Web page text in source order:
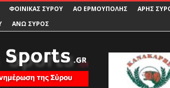
ΦΟΙΝΙΚΑΣ ΣΥΡΟΥ ΑΟ ΕΡΜΟΥΠΟΛΗΣ ΑΡΗΣ
ΑΝΩ ΣΥΡΟΣ